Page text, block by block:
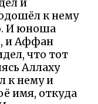
и
к нему
И юноша
и Аффан
что тот
Аллаху
к нему и
имя, откуда